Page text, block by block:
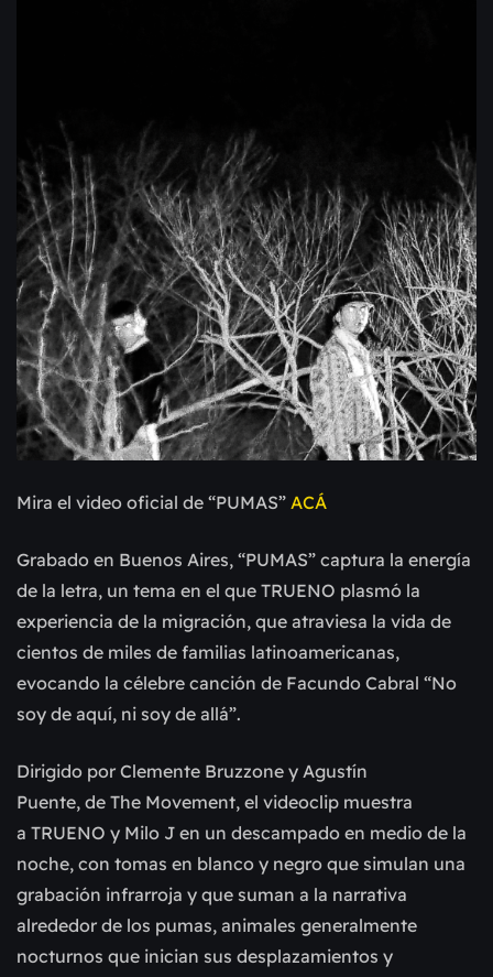
Mira el video oficial de “PUMAS” ACÁ
Grabado en Buenos Aires, “PUMAS” captura la energía
de la letra, un tema en el que TRUENO plasmó la
experiencia de la migración, que atraviesa la vida de
cientos de miles de familias latinoamericanas,
evocando la célebre canción de Facundo Cabral “No
soy de aquí, ni soy de allá”.
Dirigido por Clemente Bruzzone y Agustín
Puente, de The Movement, el videoclip muestra
a TRUENO y Milo J en un descampado en medio de la
noche, con tomas en blanco y negro que simulan una
grabación infrarroja y que suman a la narrativa
alrededor de los pumas, animales generalmente
nocturnos que inician sus desplazamientos y